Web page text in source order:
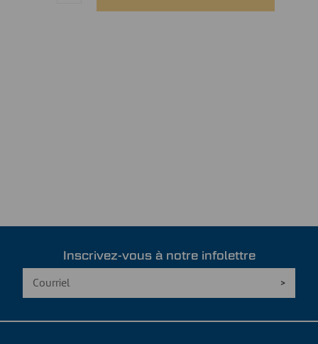
Inscrivez-vous à notre infolettre